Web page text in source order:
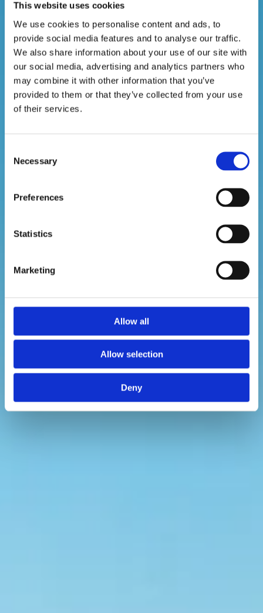
This website uses cookies
We use cookies to personalise content and ads, to
provide social media features and to analyse our traffic.
We also share information about your use of our site with
our social media, advertising and analytics partners who
may combine it with other information that you’ve
provided to them or that they’ve collected from your use
of their services.
Selection
Necessary
Preferences
Statistics
Marketing
Allow all
Allow selection
Deny
Framgångsrikt
ledarskap – Fel
kan förstöra ditt
Senast uppdaterad: 28 september 2025